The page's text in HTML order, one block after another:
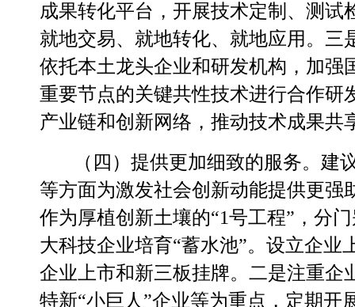
成果转化平台，开展技术定制、测
就地交易、就地转化、就地应用。 三
依托本土龙头企业和研发机构，加强
重要节点的关键共性技术进行合作研
产业链和创新网络，推动技术成果共
（四）提供更加细致的服务。 建
等方面为激发社会创新动能提供更强
作为厚植创新土壤的“1号工程”，分
大科技企业培育“蓄水池”。设立企
企业上市和新三板挂牌。 二是注重企
特新“小巨人”企业等为重点，定期